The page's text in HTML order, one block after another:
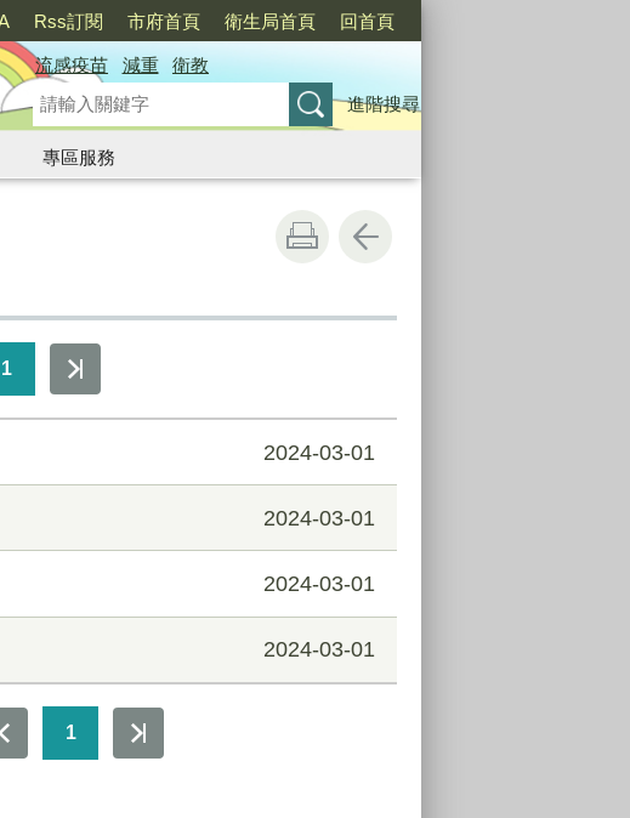
Rss訂閱 市府首頁 衛生局首頁 回首頁
流感疫苗 減重
衛教
進階搜尋
專區服務
1
2024-03-01
2024-03-01
2024-03-01
2024-03-01
1